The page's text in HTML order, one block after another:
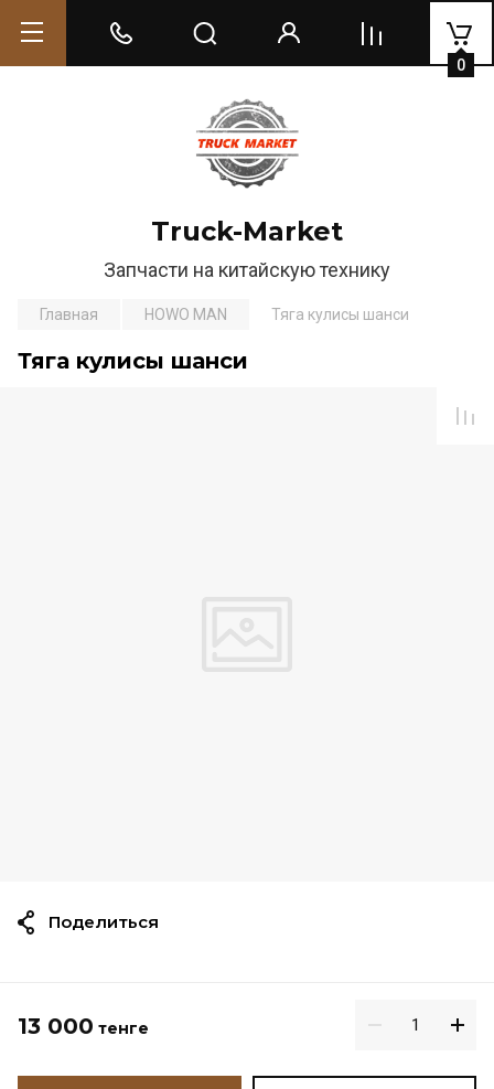
Truck-Market
Запчасти на китайскую технику
0
Главная HOWO MAN Тяга кулисы шанси
Тяга кулисы шанси
13 000 тенге
Поделиться